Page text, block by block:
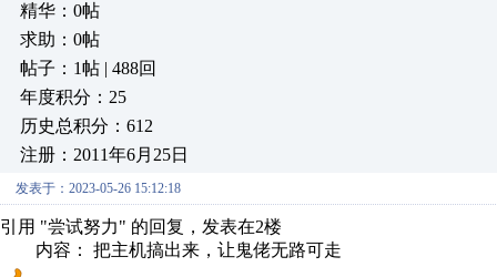
精华：0帖
求助：0帖
帖子：1帖 | 488回
年度积分：25
历史总积分：612
注册：2011年6月25日
发表于：2023-05-26 15:12:18
引用 "尝试努力" 的回复，发表在2楼
内容： 把主机搞出来，让鬼佬无路可走